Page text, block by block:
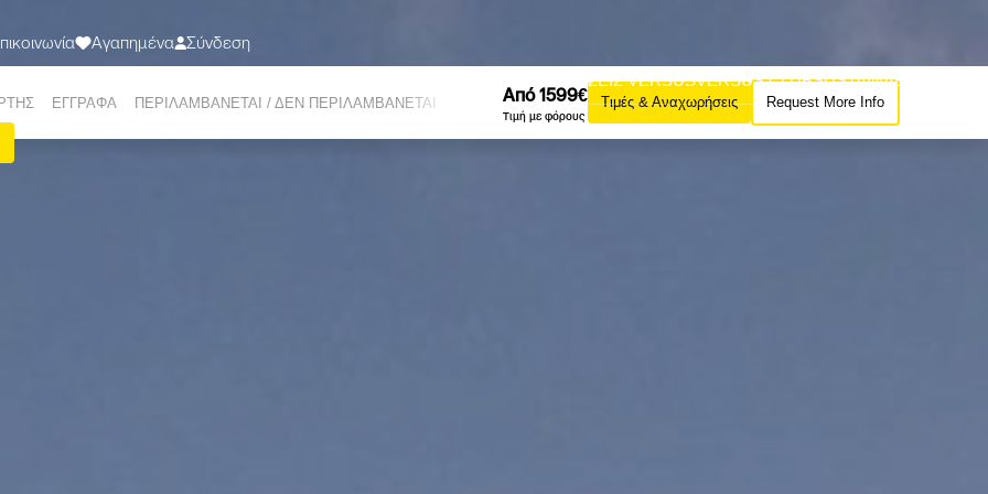
Αγαπημένα Σύνδεση
ΕΚΔΟΣΕΙΣ VERSUSVERSUS CLUBSUSTAINABILITY
EΓΓΡΑΦΑ ΠΕΡΙΛΑΜΒΑΝΕΤΑΙ / ΔΕΝ ΠΕΡΙΛΑΜΒΑΝΕΤΑΙ ΕΜΠΕΙΡΙΕΣ VERSUS
Από 1599€
Τιμή με φόρους
Τιμές & Αναχωρήσεις Request More Info